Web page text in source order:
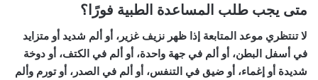
متى يجب طلب المساعدة الطبية فورًا؟
لا تنتظري موعد المتابعة إذا ظهر نزيف غزير، أو ألم شديد أو متزايد
في أسفل البطن، أو ألم في جهة واحدة، أو ألم في الكتف، أو دوخة
شديدة أو إغماء، أو ضيق في التنفس، أو ألم في الصدر، أو تورم وألم